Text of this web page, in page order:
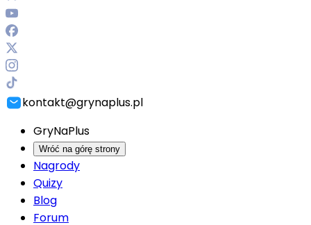
kontakt@grynaplus.pl
GryNaPlus
Wróć na górę strony
Nagrody
Quizy
Blog
Forum